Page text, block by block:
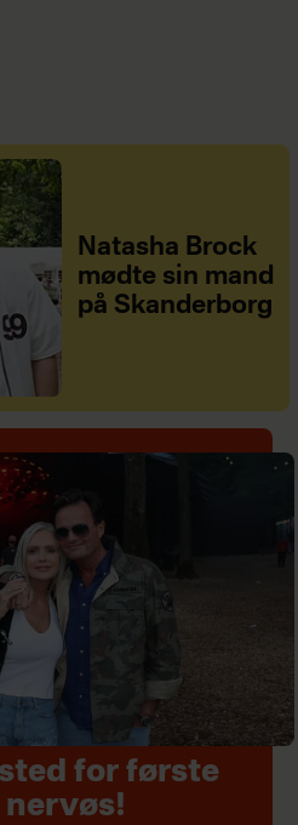
Natasha Brock
mødte sin mand
på Skanderborg
for første
nervøs!